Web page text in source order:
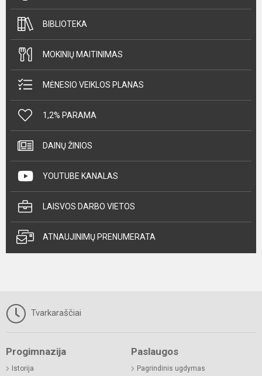
BIBLIOTEKA
MOKINIŲ MAITINIMAS
MĖNESIO VEIKLOS PLANAS
1,2% PARAMA
DAINŲ ŽINIOS
YOUTUBE KANALAS
LAISVOS DARBO VIETOS
ATNAUJINIMŲ PRENUMERATA
Tvarkaraščiai
Progimnazija
Istorija
Paslaugos
Pagrindinis ugdymas